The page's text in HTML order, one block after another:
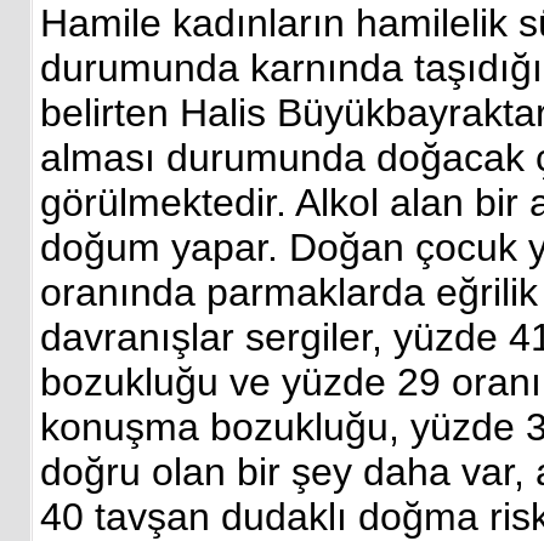
Hamile kadınların hamilelik
durumunda karnında
belirten Halis
alması durumunda doğacak
görülmektedir. Alkol alan bir
doğum yapar. Doğan çocuk
oranında parmaklarda
davranışlar sergiler, yüzde
bozukluğu ve yüzde 29
konuşma bozukluğu, yüzde
doğru olan bir şey daha
40 tavşan dudaklı doğma